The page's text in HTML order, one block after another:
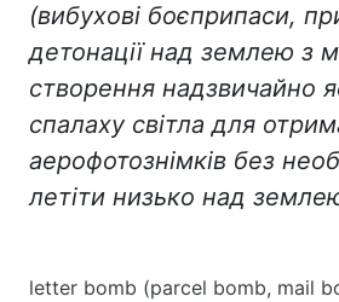
(вибухові боєприпаси,
детонації над землею з
створення надзвичайно
спалаху світла для
аерофотознімків без
летіти низько над
letter bomb (parcel bomb, mail